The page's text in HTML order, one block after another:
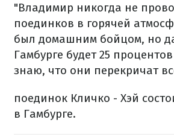
"Владимир никогда не
поединков в горячей
был домашним бойцом, но
Гамбурге будет 25
знаю, что они перекричат
поединок Кличко - Хэй
в Гамбурге.